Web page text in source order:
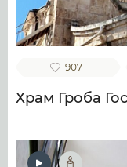
907
Храм Гроба